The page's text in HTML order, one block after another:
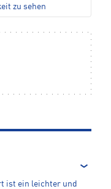
zu sehen
ist ein leichter und